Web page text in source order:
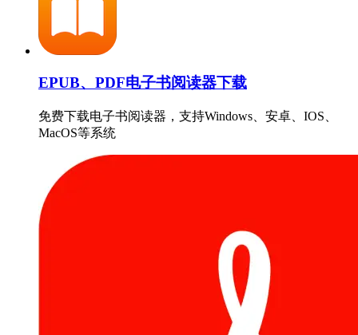
EPUB、PDF电子书阅读器下载
免费下载电子书阅读器，支持Windows、安卓、IOS、
MacOS等系统